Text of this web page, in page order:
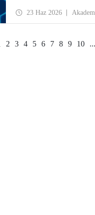
23 Haz 2026
2 3 4 5 6 7 8 9 10 ...